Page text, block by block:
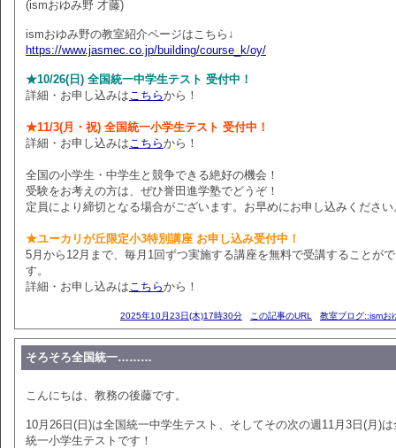
(ismおゆみ野 才藤)
ismおゆみ野の教室紹介ページはこちら↓
https://www.jasmec.co.jp/building/course_k/oy/
★10/26(日) 全国統一中学生テスト 受付中！
詳細・お申し込みはこちらから！
★11/3(月・祝) 全国統一小学生テスト 受付中！
詳細・お申し込みはこちらから！
全国の小学生・中学生と競争できる絶好の機会！
受験をお考えの方は、ぜひ誉田進学塾でどうぞ！
定員により締切となる場合がございます。お早めにお申し込みください
★ユーカリが丘限定小3特別講座 お申し込み受付中！
5月から12月まで、毎月1回ずつ実施する講座を無料で受講することが
す。
詳細・お申し込みはこちらから！
2025年10月23日(木)17時30分 この記事のURL 教室ブログ::ismお
そろそろ全国統一………
こんにちは、教務の後藤です。
10月26日(日)は全国統一中学生テスト、そしてその次の週11月3日(月)は
統一小学生テストです！